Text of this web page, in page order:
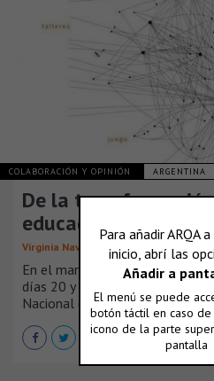
COLABORACIÓN Y OPINIÓN ARGENTINA
De la
educación en
Virginia Navarro
En el marco de la Semana de
días 20 y 21 de octubre se
Nacional de Arquitectura y